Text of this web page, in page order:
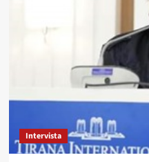
Intervista